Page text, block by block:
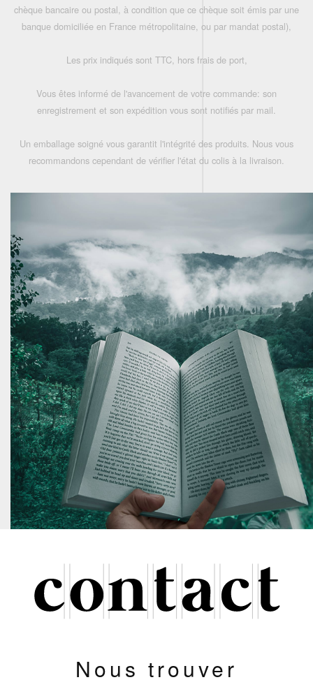
chèque bancaire ou postal, à condition que ce chèque soit émis par une
banque domiciliée en France métropolitaine, ou par mandat postal),
Les prix indiqués sont TTC, hors frais de port,
Vous êtes informé de l'avancement de votre commande: son
enregistrement et son expédition vous sont notifiés par mail.
Un emballage soigné vous garantit l'intégrité des produits. Nous vous
recommandons cependant de vérifier l'état du colis à la livraison.
Nous trouver